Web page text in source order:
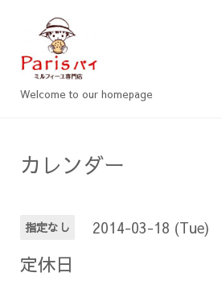
Welcome to our homepage
カレンダー
指定なし 2014-03-18 (Tue)
定休日